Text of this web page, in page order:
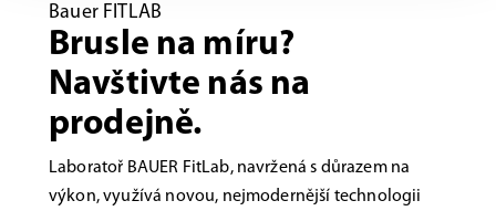
Bauer FITLAB
Brusle na míru?
Navštivte nás na
prodejně.
Laboratoř BAUER FitLab, navržená s důrazem na
výkon, využívá novou, nejmodernější technologii